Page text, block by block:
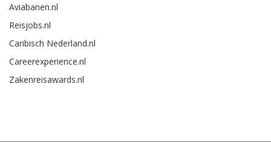
Aviabanen.nl
Reisjobs.nl
Caribisch Nederland.nl
Careerexperience.nl
Zakenreisawards.nl